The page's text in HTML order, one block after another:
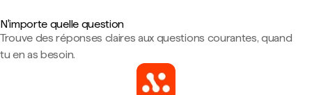
N'importe quelle question
Trouve des réponses claires aux questions courantes, quand
tu en as besoin.